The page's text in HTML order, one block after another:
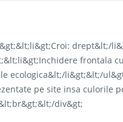
drept&lt;/
frontala
ecologica&lt;/li&gt;&lt;/
pe site insa culorile
div&gt;